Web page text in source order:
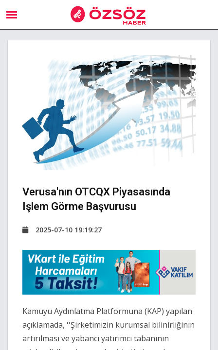
Verusa'nın OTCQX Piyasasında
Işlem Görme Başvurusu
2025-07-10 19:19:27
Kamuyu Aydınlatma Platformuna (KAP) yapılan
açıklamada, ''Şirketimizin kurumsal bilinirliğinin
artırılması ve yabancı yatırımcı tabanının